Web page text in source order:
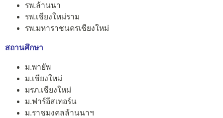
รพ.ล้านนา
รพ.เชียงใหม่ราม
รพ.มหาราชนครเชียงใหม่
สถานศึกษา
ม.พายัพ
ม.เชียงใหม่
มรภ.เชียงใหม่
ม.ฟาร์อีสเทอร์น
ม.ราชมงคลล้านนาฯ